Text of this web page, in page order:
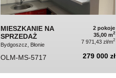
MIESZKANIE NA
SPRZEDAŻ
Bydgoszcz, Błonie
2 pokoje
35,00 m2
7 971,43 zł/m2
OLM-MS-5717 279 000 zł